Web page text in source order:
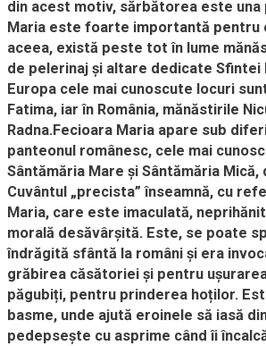
din acest motiv, sărbătorea este una
Maria este foarte importantă pentru
aceea, există peste tot în lume
de pelerinaj și altare dedicate Sfintei
Europa cele mai cunoscute locuri
Fatima, iar în România, mănăstirile
Radna.Fecioara Maria apare sub
panteonul românesc, cele mai
Sântămăria Mare și Sântămăria
Cuvântul „precista” înseamnă, cu
Maria, care este imaculată,
morală desăvârșită. Este, se poate
îndrăgită sfântă la români și era
grăbirea căsătoriei și pentru
păgubiți, pentru prinderea hoților.
basme, unde ajută eroinele să iasă
pedepsește cu asprime când îi